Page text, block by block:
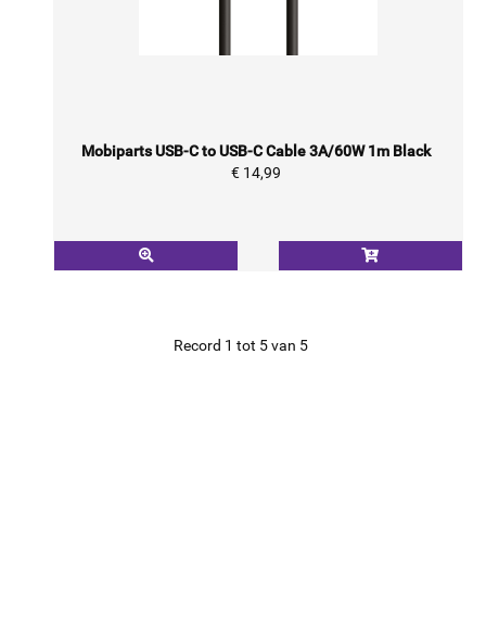
Mobiparts USB-C to USB-C Cable 3A/60W 1m Black
€ 14,99
Record 1 tot 5 van 5